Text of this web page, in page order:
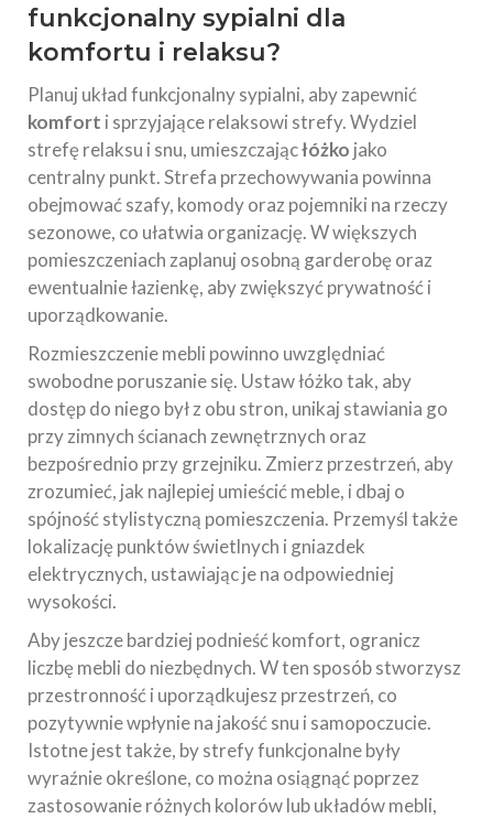
funkcjonalny sypialni dla
komfortu i relaksu?
Planuj układ funkcjonalny sypialni, aby zapewnić
komfort i sprzyjające relaksowi strefy. Wydziel
strefę relaksu i snu, umieszczającłóżko jako
centralny punkt. Strefa przechowywania powinna
obejmować szafy, komody oraz pojemniki na rzeczy
sezonowe, co ułatwia organizację. W większych
pomieszczeniach zaplanuj osobną garderobę oraz
ewentualnie łazienkę, aby zwiększyć prywatność i
uporządkowanie.
Rozmieszczenie mebli powinno uwzględniać
swobodne poruszanie się. Ustaw łóżko tak, aby
dostęp do niego był z obu stron, unikaj stawiania go
przy zimnych ścianach zewnętrznych oraz
bezpośrednio przy grzejniku. Zmierz przestrzeń, aby
zrozumieć, jak najlepiej umieścić meble, i dbaj o
spójność stylistyczną pomieszczenia. Przemyśl także
lokalizację punktów świetlnych i gniazdek
elektrycznych, ustawiając je na odpowiedniej
wysokości.
Aby jeszcze bardziej podnieść komfort, ogranicz
liczbę mebli do niezbędnych. W ten sposób stworzysz
przestronność i uporządkujesz przestrzeń, co
pozytywnie wpłynie na jakość snu i samopoczucie.
Istotne jest także, by strefy funkcjonalne były
wyraźnie określone, co można osiągnąć poprzez
zastosowanie różnych kolorów lub układów mebli,